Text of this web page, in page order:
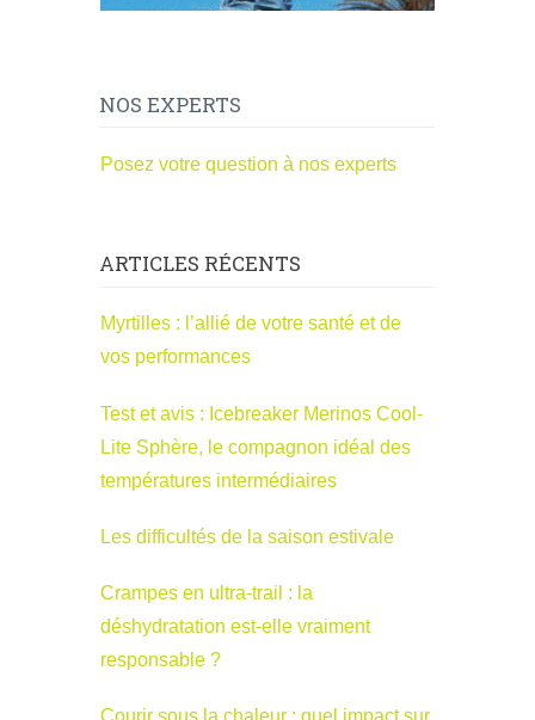
NOS EXPERTS
Posez votre question à nos experts
ARTICLES RÉCENTS
Myrtilles : l’allié de votre santé et de
vos performances
Test et avis : Icebreaker Merinos Cool-
Lite Sphère, le compagnon idéal des
températures intermédiaires
Les difficultés de la saison estivale
Crampes en ultra-trail : la
déshydratation est-elle vraiment
responsable ?